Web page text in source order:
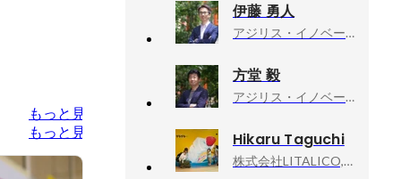
もっと見る
もっと見る
伊藤 勇人
アジリス・イノベーション株式会社, 執行役員 シニアマネージャー
方堂 毅
アジリス・イノベーション株式会社, 専務取締役
Hikaru Taguchi
株式会社LITALICO, 人材採用部